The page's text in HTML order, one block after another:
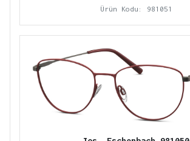
Ürün Kodu: 981051